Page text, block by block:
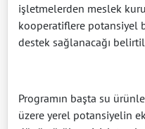
işletmelerden meslek
kooperatiflere potansiyel
destek sağlanacağı
Programın başta su
üzere yerel potansiyelin